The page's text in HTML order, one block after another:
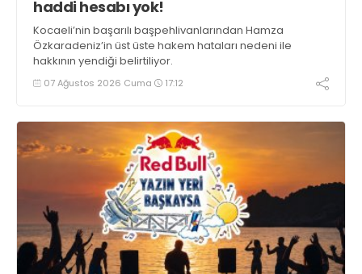
haddi hesabı yok!
Kocaeli’nin başarılı başpehlivanlarından Hamza
Özkaradeniz’in üst üste hakem hataları nedeni ile
hakkının yendiği belirtiliyor.
07 Ağustos 2026 Cuma 17:12